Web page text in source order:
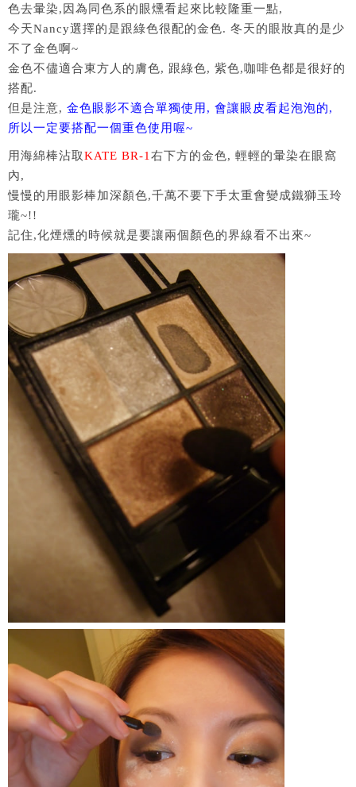
色去暈染,因為同色系的眼燻看起來比較隆重一點,
今天Nancy選擇的是跟綠色很配的金色. 冬天的眼妝真的是少
不了金色啊~
金色不儘適合東方人的膚色, 跟綠色, 紫色,咖啡色都是很好的
搭配.
但是注意, 金色眼影不適合單獨使用, 會讓眼皮看起泡泡的,
所以一定要搭配一個重色使用喔~
用海綿棒沾取KATE BR-1 右下方的金色, 輕輕的暈染在眼窩
內,
慢慢的用眼影棒加深顏色,千萬不要下手太重會變成鐵獅玉玲
瓏~!!
記住,化煙燻的時候就是要讓兩個顏色的界線看不出來~